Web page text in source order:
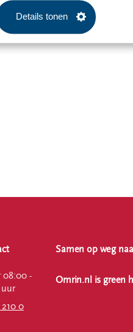
Details tonen
08:00 -
uur
0
Samen op weg
Omrin.nl is green